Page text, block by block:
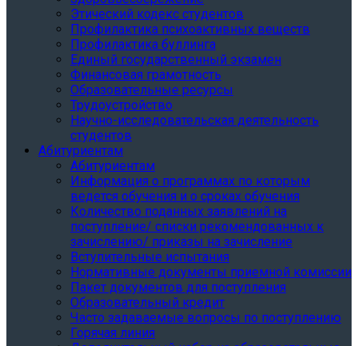
Этический кодекс студентов
Профилактика психоактивных веществ
Профилактика буллинга
Единый государственный экзамен
Финансовая грамотность
Образовательные ресурсы
Трудоустройство
Научно-исследовательская деятельность
студентов
Абитуриентам
Абитуриентам
Информация о программах по которым
ведется обучения и о сроках обучения
Количество поданных заявлений на
поступление/ списки рекомендованных к
зачислению/ приказы на зачисление
Вступительные испытания
Нормативные документы приемной комиссии
Пакет документов для поступления
Образовательный кредит
Часто задаваемые вопросы по поступлению
Горячая линия